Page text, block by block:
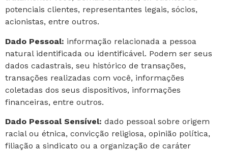
potenciais clientes, representantes legais, sócios,
acionistas, entre outros.
Dado Pessoal: informação relacionada a pessoa
natural identificada ou identificável. Podem ser seus
dados cadastrais, seu histórico de transações,
transações realizadas com você, informações
coletadas dos seus dispositivos, informações
financeiras, entre outros.
Dado Pessoal Sensível: dado pessoal sobre origem
racial ou étnica, convicção religiosa, opinião política,
filiação a sindicato ou a organização de caráter